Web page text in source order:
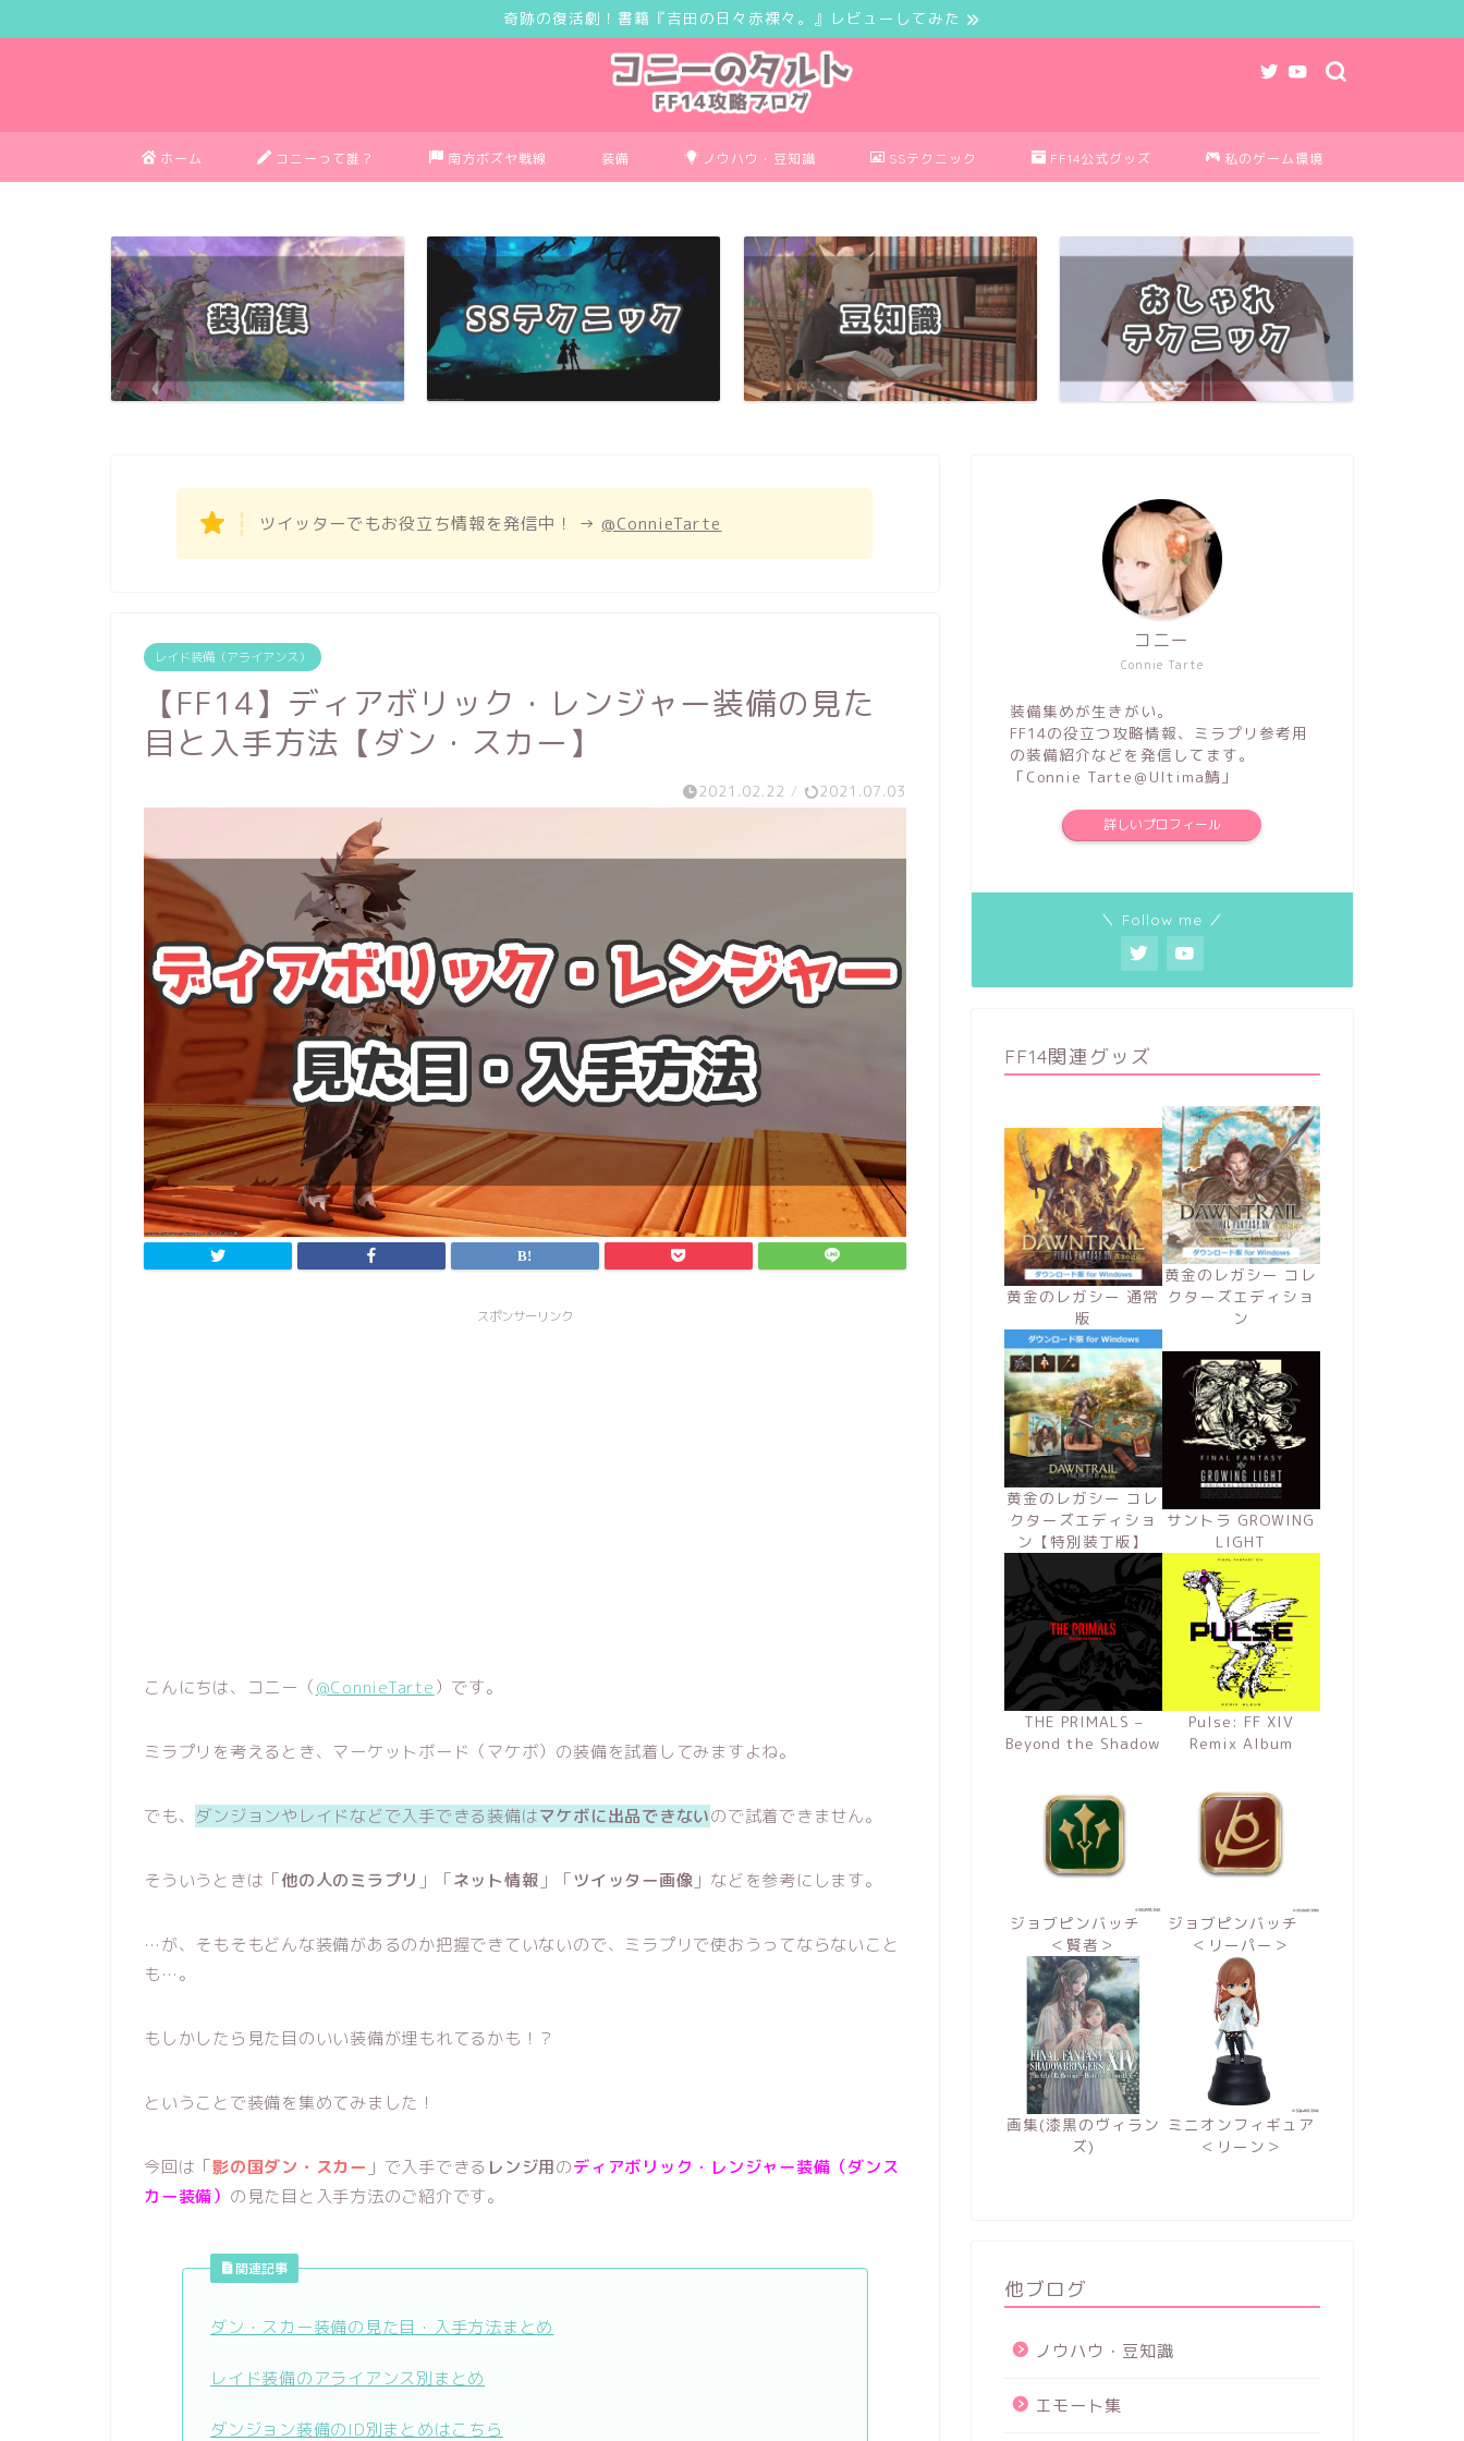
奇跡の復活劇！書籍『吉田の日々赤裸々。』レビューしてみた
ホーム コニーって誰？ 南方ボズヤ戦線 装備 ノウハウ・豆知識 SSテクニック FF14公式グッズ 私のゲーム環境
ツイッターでもお役立ち情報を発信中！ → @ConnieTarte
レイド装備（アライアンス）
【FF14】ディアボリック・レンジャー装備の見た
目と入手方法【ダン・スカー】
2021.02.22 / 2021.07.03
スポンサーリンク
こんにちは、コニー（@ConnieTarte）です。
ミラプリを考えるとき、マーケットボード（マケボ）の装備を試着してみますよね。
でも、 ダンジョンやレイドなどで入手できる装備はマケボに出品できないので試着できません。
そういうときは「他の人のミラプリ 」「ネット情報 」「ツイッター画像 」などを参考にします。
…が、そもそもどんな装備があるのか把握できていないので、ミラプリで使おうってならないこと
も…。
もしかしたら見た目のいい装備が埋もれてるかも！？
ということで装備を集めてみました！
今回は「影の国ダン・スカー 」で入手できる レンジ用のディアボリック・レンジャー装備（ダンス
カー装備） の見た目と入手方法のご紹介です。
関連記事
ダン・スカー装備の見た目・入手方法まとめ
レイド装備のアライアンス別まとめ
ダンジョン装備のID別まとめはこちら
Connie Tarte
コニー
装備集めが生きがい。
FF14の役立つ攻略情報、ミラプリ参考用
の装備紹介などを発信してます。
「Connie Tarte＠Ultima鯖」
詳しいプロフィール
＼ Follow me ／
FF14関連グッズ
黄金のレガシー 通常
版
黄金のレガシー コレ
クターズエディショ
ン
黄金のレガシー コレ
クターズエディショ
ン【特別装丁版】
サントラ GROWING
LIGHT
THE PRIMALS –
Beyond the Shadow
Pulse: FF XIV
Remix Album
ジョブピンバッチ
＜賢者＞
ジョブピンバッチ
＜リーパー＞
画集(漆黒のヴィラン
ズ)
ミニオンフィギュア
＜リーン＞
他ブログ
ノウハウ・豆知識
エモート集